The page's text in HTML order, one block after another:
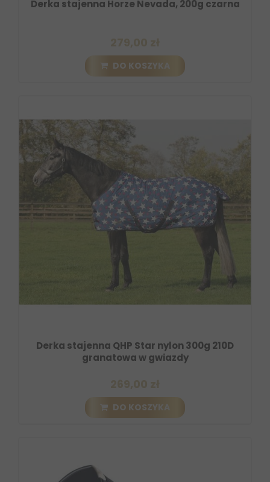
Derka stajenna Horze Nevada, 200g czarna
DO KOSZYKA
Derka stajenna QHP Star nylon 300g 210D
granatowa w gwiazdy
DO KOSZYKA